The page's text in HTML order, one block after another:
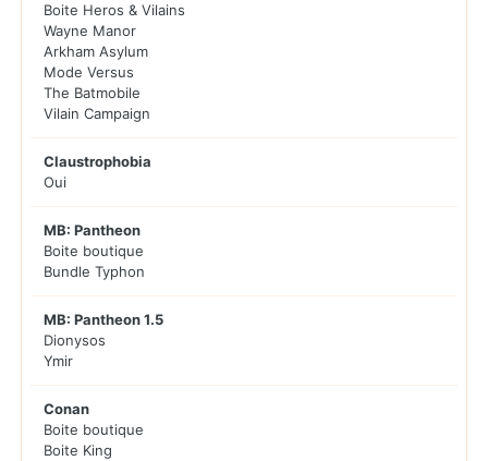
Boite Heros & Vilains
Wayne Manor
Arkham Asylum
Mode Versus
The Batmobile
Vilain Campaign
Claustrophobia
Oui
MB: Pantheon
Boite boutique
Bundle Typhon
MB: Pantheon 1.5
Dionysos
Ymir
Conan
Boite boutique
Boite King